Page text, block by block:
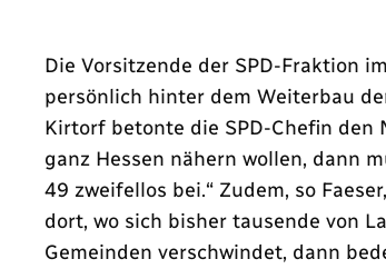
Die Vorsitzende der SPD-Fraktion
persönlich hinter dem Weiterbau
Kirtorf betonte die SPD-Chefin den
ganz Hessen nähern wollen, dann
49 zweifellos bei.“ Zudem, so
dort, wo sich bisher tausende von
Gemeinden verschwindet, dann